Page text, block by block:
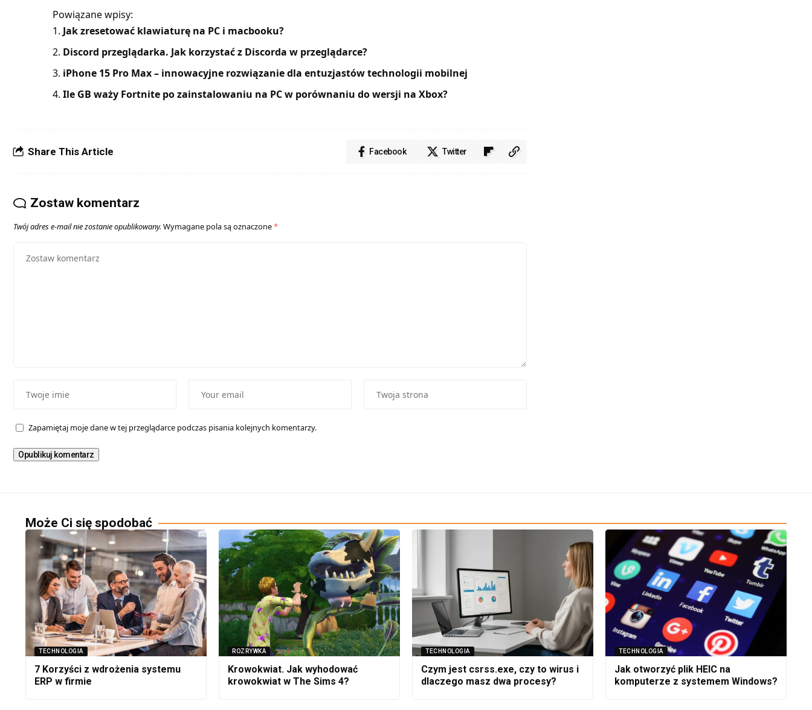
Powiązane wpisy:
Jak zresetować klawiaturę na PC i macbooku?
Discord przeglądarka. Jak korzystać z Discorda w przeglądarce?
iPhone 15 Pro Max – innowacyjne rozwiązanie dla entuzjastów technologii mobilnej
Ile GB waży Fortnite po zainstalowaniu na PC w porównaniu do wersji na Xbox?
Share This Article Facebook Twitter
Zostaw komentarz
Twój adres e-mail nie zostanie opublikowany. Wymagane pola są oznaczone*
Zapamiętaj moje dane w tej przeglądarce podczas pisania kolejnych komentarzy.
Może Ci się spodobać
TECHNOLOGIA
7 Korzyści z wdrożenia systemu
ERP w firmie
ROZRYWKA
Krowokwiat. Jak wyhodować
krowokwiat w The Sims 4?
TECHNOLOGIA
Czym jest csrss.exe, czy to wirus i
dlaczego masz dwa procesy?
TECHNOLOGIA
Jak otworzyć plik HEIC na
komputerze z systemem Windows?